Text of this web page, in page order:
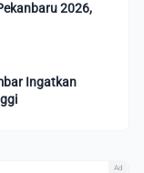
2026,
Ingatkan
Ad